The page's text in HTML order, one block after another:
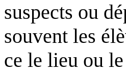
suspects ou
souvent les
ce le lieu ou